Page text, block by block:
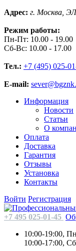
Адрес: г. Москва,
Режим работы:
Пн-Пт: 10.00 - 19.00
Сб-Вс: 10.00 - 17.00
Тел.: +7 (495) 025-
E-mail:
Информация
Новости
Статьи
О
Оплата
Доставка
Гарантия
Отзывы
Установка
Контакты
Войти Регистрация
+7 495 025-01-45
10:00-19:00,
10:00-17:00,